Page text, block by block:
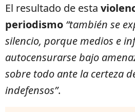
El resultado de esta
periodismo “también se
silencio, porque medios e
autocensurarse bajo
sobre todo ante la certeza
indefensos”.